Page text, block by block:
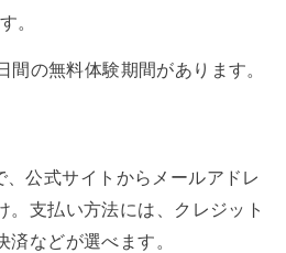
。
間の無料体験期間があります。
公式サイトからメールアドレ
。支払い方法には、クレジット
済などが選べます。